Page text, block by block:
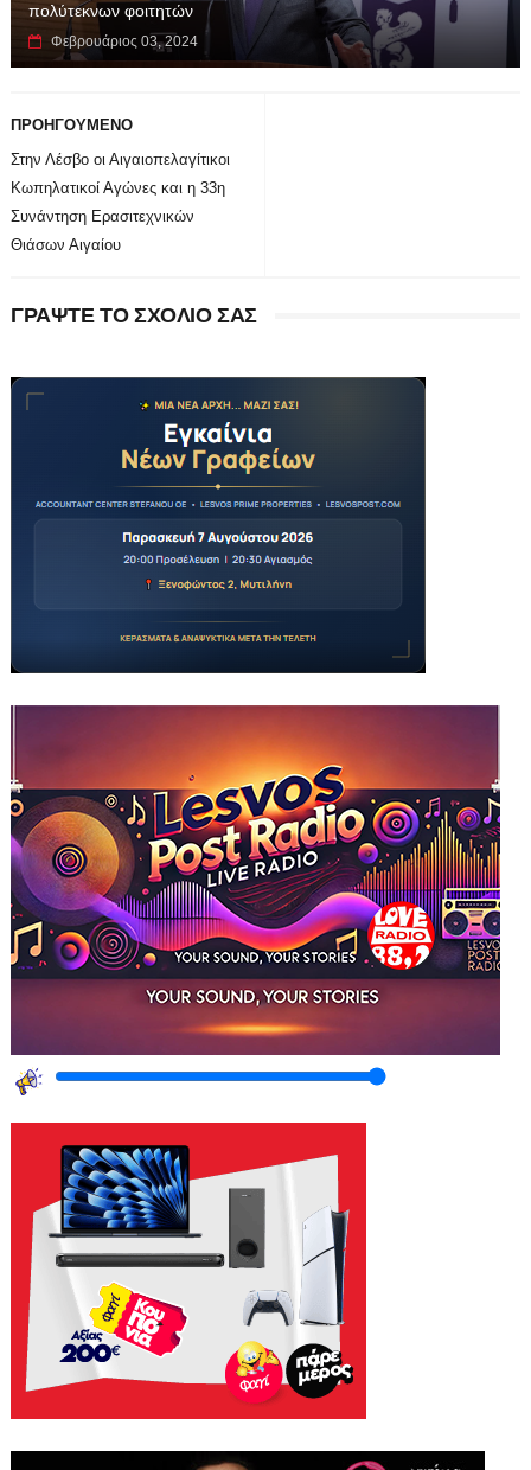
πολύτεκνων φοιτητών
Φεβρουάριος 03, 2024
ΠΡΟΗΓΟΥΜΕΝΟ
Στην Λέσβο οι Αιγαιοπελαγίτικοι
Κωπηλατικοί Αγώνες και η 33η
Συνάντηση Ερασιτεχνικών
Θιάσων Αιγαίου
ΓΡΑΨΤΕ ΤΟ ΣΧΟΛΙΟ ΣΑΣ